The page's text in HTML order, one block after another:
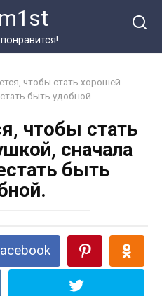
чтобы стать хорошей
быть удобной.
чтобы стать
сначала
быть